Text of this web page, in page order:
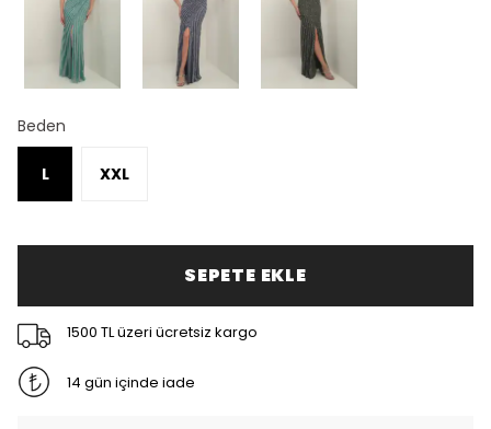
Beden
L XXL
SEPETE EKLE
1500 TL üzeri ücretsiz kargo
14 gün içinde iade